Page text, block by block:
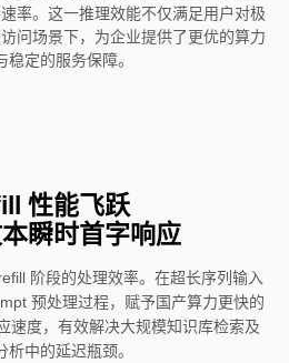
率。这一推理效能不仅满足用户对极
问场景下，为企业提供了更优的算力
稳定的服务保障。
性能飞跃
瞬时首字响应
阶段的处理效率。在超长序列输入
预处理过程，赋予国产算力更快的
速度，有效解决大规模知识库检索及
析中的延迟瓶颈。